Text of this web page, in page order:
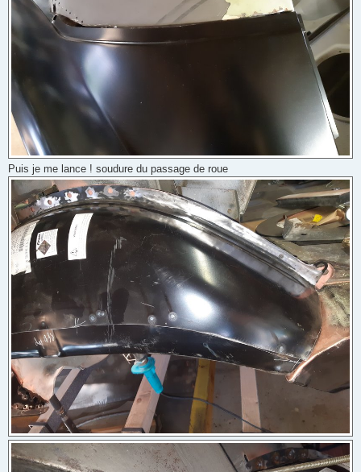
Puis je me lance ! soudure du passage de roue